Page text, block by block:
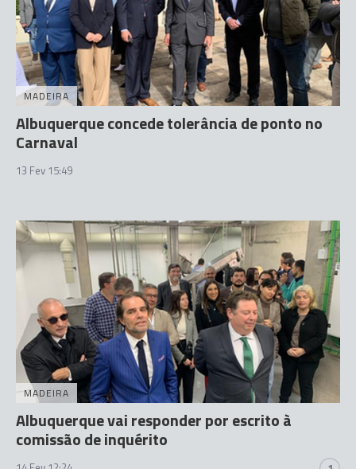
MADEIRA
Albuquerque concede tolerância de ponto no
Carnaval
13 Fev 15:49
MADEIRA
Albuquerque vai responder por escrito à
comissão de inquérito